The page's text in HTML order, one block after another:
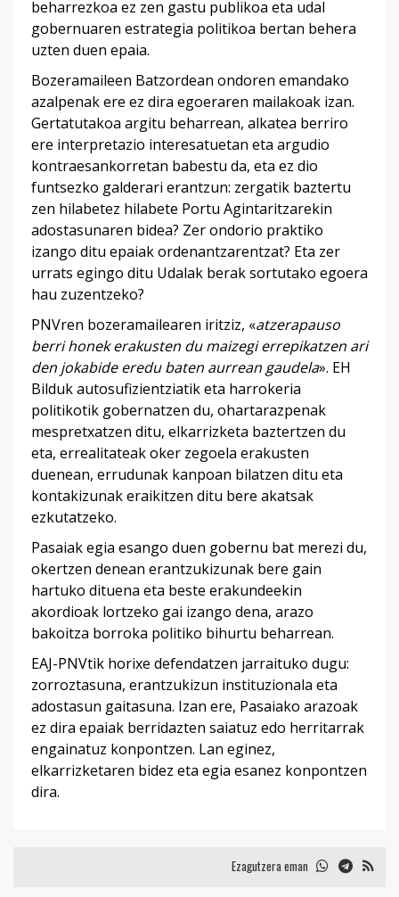
beharrezkoa ez zen gastu publikoa eta udal
gobernuaren estrategia politikoa bertan behera
uzten duen epaia.
Bozeramaileen Batzordean ondoren emandako
azalpenak ere ez dira egoeraren mailakoak izan.
Gertatutakoa argitu beharrean, alkatea berriro
ere interpretazio interesatuetan eta argudio
kontraesankorretan babestu da, eta ez dio
funtsezko galderari erantzun: zergatik baztertu
zen hilabetez hilabete Portu Agintaritzarekin
adostasunaren bidea? Zer ondorio praktiko
izango ditu epaiak ordenantzarentzat? Eta zer
urrats egingo ditu Udalak berak sortutako egoera
hau zuzentzeko?
PNVren bozeramailearen iritziz, «atzerapauso
berri honek erakusten du maizegi errepikatzen ari
den jokabide eredu baten aurrean gaudela». EH
Bilduk autosufizientziatik eta harrokeria
politikotik gobernatzen du, ohartarazpenak
mespretxatzen ditu, elkarrizketa baztertzen du
eta, errealitateak oker zegoela erakusten
duenean, errudunak kanpoan bilatzen ditu eta
kontakizunak eraikitzen ditu bere akatsak
ezkutatzeko.
Pasaiak egia esango duen gobernu bat merezi du,
okertzen denean erantzukizunak bere gain
hartuko dituena eta beste erakundeekin
akordioak lortzeko gai izango dena, arazo
bakoitza borroka politiko bihurtu beharrean.
EAJ-PNVtik horixe defendatzen jarraituko dugu:
zorroztasuna, erantzukizun instituzionala eta
adostasun gaitasuna. Izan ere, Pasaiako arazoak
ez dira epaiak berridazten saiatuz edo herritarrak
engainatuz konpontzen. Lan eginez,
elkarrizketaren bidez eta egia esanez konpontzen
dira.
Ezagutzera eman